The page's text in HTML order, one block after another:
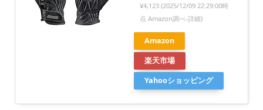
¥4,123 (2025/12/09 22:29:00時
点 Amazon調べ-詳細)
Amazon
楽天市場
Yahooショッピング